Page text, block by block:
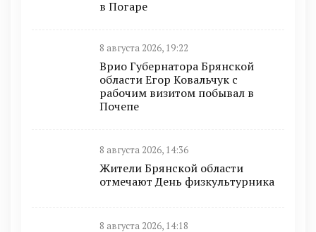
в Погаре
8 августа 2026, 19:22
Врио Губернатора Брянской
области Егор Ковальчук с
рабочим визитом побывал в
Почепе
8 августа 2026, 14:36
Жители Брянской области
отмечают День физкультурника
8 августа 2026, 14:18